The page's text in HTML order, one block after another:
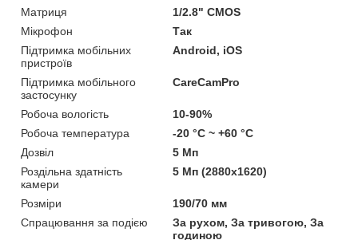
Матриця
1/2.8" CMOS
Мікрофон
Так
Підтримка мобільних
пристроїв
Android, iOS
Підтримка мобільного
застосунку
CareCamPro
Робоча вологість
10-90%
Робоча температура
-20 °C ~ +60 °C
Дозвіл
5 Мп
Роздільна здатність
камери
5 Мп (2880x1620)
Розміри
190/70 мм
Спрацювання за подією
За рухом, За тривогою, За
годиною